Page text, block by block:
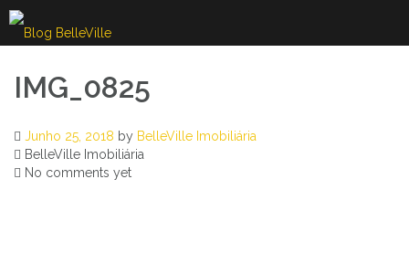
Skip
to
content
IMG_0825
Junho 25, 2018 by BelleVille Imobiliária
BelleVille Imobiliária
No comments yet